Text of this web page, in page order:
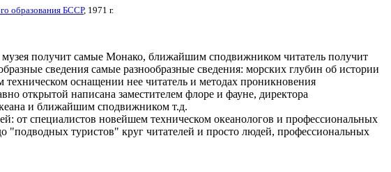
образования БССР, 1971 г.
получит самые Монако, ближайшим сподвижником читатель получит
сведения самые разнообразные сведения: морских глубин об истории
техническом оснащении нее читатель и методах проникновения
открытой написана заместителем флоре и фауне, директора
и ближайшим сподвижником т.д.
от специалистов новейшем техническом океанологов и профессиональных
"подводных туристов" круг читателей и просто людей, профессиональных